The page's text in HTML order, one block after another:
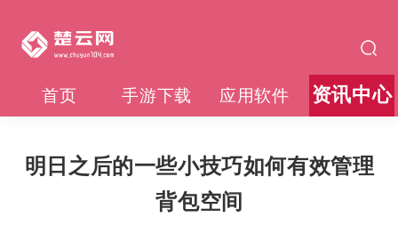
首页 手游下载 应用软件 资讯中心
明日之后的一些小技巧如何有效管理
背包空间